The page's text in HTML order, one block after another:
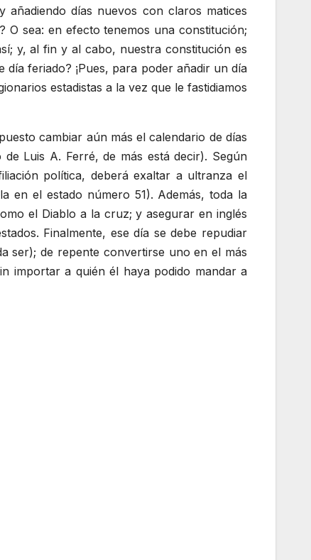
añadiendo días nuevos con claros matices
O sea: en efecto tenemos una constitución;
y, al fin y al cabo, nuestra constitución es
feriado? ¡Pues, para poder añadir un día
estadistas a la vez que le fastidiamos
cambiar aún más el calendario de días
Luis A. Ferré, de más está decir). Según
política, deberá exaltar a ultranza el
en el estado número 51). Además, toda la
el Diablo a la cruz; y asegurar en inglés
Finalmente, ese día se debe repudiar
ser); de repente convertirse uno en el más
importar a quién él haya podido mandar a